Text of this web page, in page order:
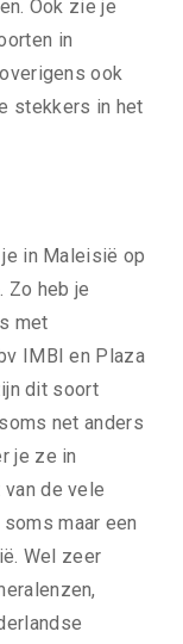
Ook zie je
in
ook
stekkers in het
in Maleisië op
Zo heb je
met
IMBI en Plaza
dit soort
net anders
je ze in
de vele
maar een
Wel zeer